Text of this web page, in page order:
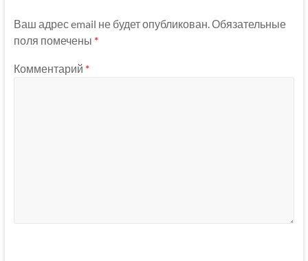
Ваш адрес email не будет опубликован. Обязательные
поля помечены *
Комментарий *